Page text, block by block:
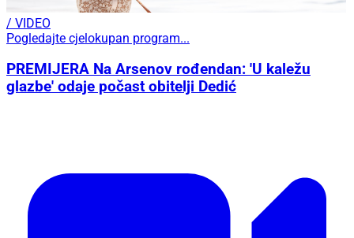
/ VIDEO
Pogledajte cjelokupan program...
PREMIJERA Na Arsenov rođendan: 'U kaležu
glazbe' odaje počast obitelji Dedić